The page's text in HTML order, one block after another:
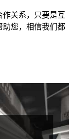
关系，只要是互
助您，相信我们都